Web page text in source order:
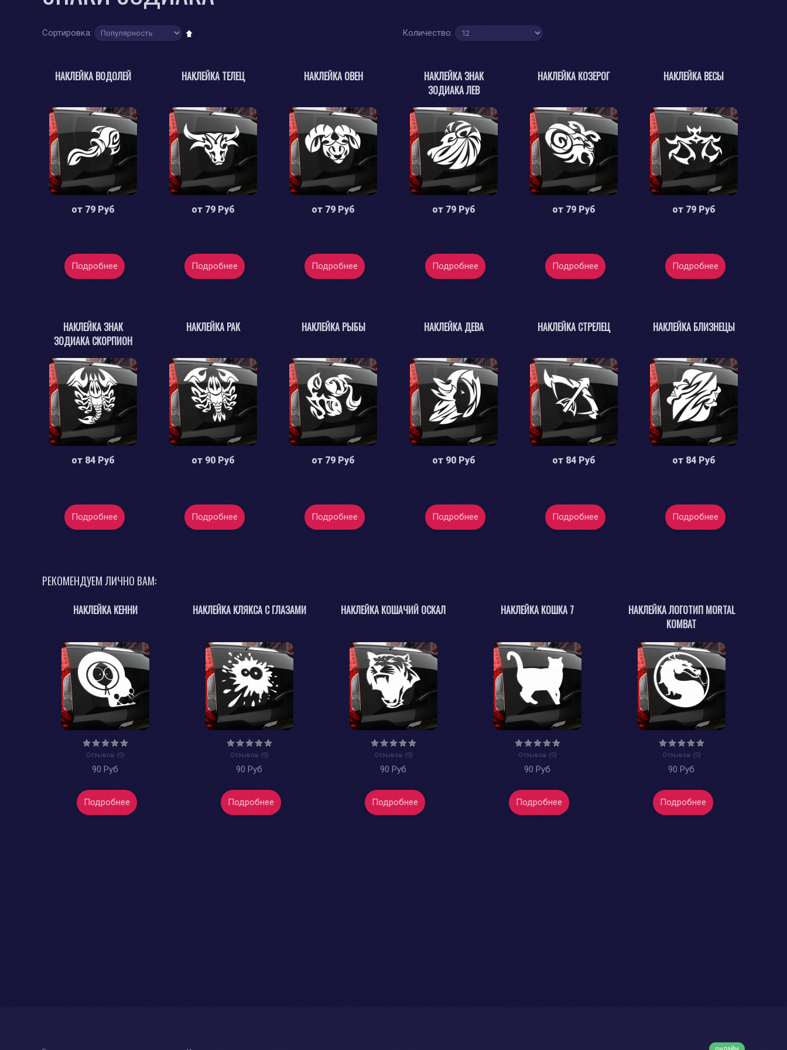
Сортировка: Количество:
НАКЛЕЙКА ВОДОЛЕЙ
от 79 Руб
Подробнее
НАКЛЕЙКА ТЕЛЕЦ
от 79 Руб
Подробнее
НАКЛЕЙКА ОВЕН
от 79 Руб
Подробнее
НАКЛЕЙКА ЗНАК
ЗОДИАКА ЛЕВ
от 79 Руб
Подробнее
НАКЛЕЙКА КОЗЕРОГ
от 79 Руб
Подробнее
НАКЛЕЙКА ВЕСЫ
от 79 Руб
Подробнее
НАКЛЕЙКА ЗНАК
ЗОДИАКА СКОРПИОН
от 84 Руб
Подробнее
НАКЛЕЙКА РАК
от 90 Руб
Подробнее
НАКЛЕЙКА РЫБЫ
от 79 Руб
Подробнее
НАКЛЕЙКА ДЕВА
от 90 Руб
Подробнее
НАКЛЕЙКА СТРЕЛЕЦ
от 84 Руб
Подробнее
НАКЛЕЙКА БЛИЗНЕЦЫ
от 84 Руб
Подробнее
РЕКОМЕНДУЕМ ЛИЧНО ВАМ:
НАКЛЕЙКА КЕННИ
Отзывов (0)
90 Руб
Подробнее
НАКЛЕЙКА КЛЯКСА С ГЛАЗАМИ
Отзывов (0)
90 Руб
Подробнее
НАКЛЕЙКА КОШАЧИЙ ОСКАЛ
Отзывов (0)
90 Руб
Подробнее
НАКЛЕЙКА КОШКА 7
Отзывов (0)
90 Руб
Подробнее
НАКЛЕЙКА ЛОГОТИП MORTAL
KOMBAT
Отзывов (0)
90 Руб
Подробнее